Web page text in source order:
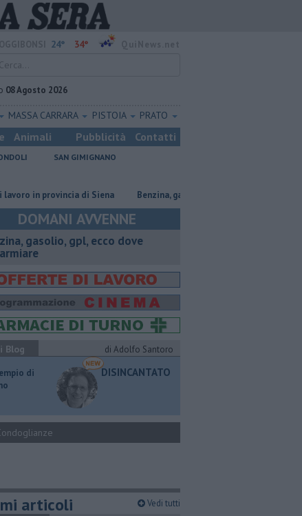
24° 34°
08 Agosto 2026
MASSA CARRARA PISTOIA PRATO
Animali Pubblicità Contatti
SAN GIMIGNANO
di Siena ​Benzina, gasolio, gpl, ecco dove risparmiare
DOMANI AVVENNE
gasolio, gpl, ecco dove
Blog
di Adolfo Santoro
di
DISINCANTATO
articoli Vedi tutti